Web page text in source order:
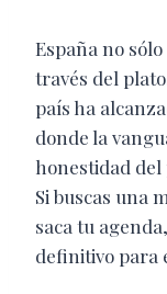
España no
través del
país ha
donde la
honestidad
Si buscas una
saca tu
definitivo para